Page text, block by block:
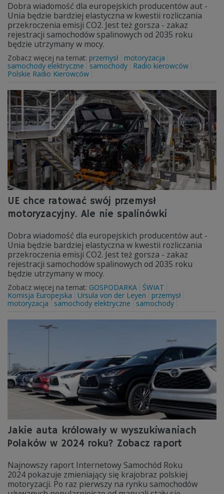
Dobra wiadomość dla europejskich producentów aut -
Unia będzie bardziej elastyczna w kwestii rozliczania
przekroczenia emisji CO2. Jest też gorsza - zakaz
rejestracji samochodów spalinowych od 2035 roku
będzie utrzymany w mocy.
Zobacz więcej na temat: przemysł
motoryzacja
samochody elektryczne
samochody
Radio kierowców
Polskie Radio Kierowców
UE chce ratować swój przemysł
motoryzacyjny. Ale nie spalinówki
Dobra wiadomość dla europejskich producentów aut -
Unia będzie bardziej elastyczna w kwestii rozliczania
przekroczenia emisji CO2. Jest też gorsza - zakaz
rejestracji samochodów spalinowych od 2035 roku
będzie utrzymany w mocy.
Zobacz więcej na temat: GOSPODARKA ŚWIAT
Komisja Europejska
Ursula von der Leyen
przemysł
motoryzacja
samochody elektryczne samochody
Jakie auta królowały w wyszukiwaniach
Polaków w 2024 roku? Zobacz raport
Najnowszy raport Internetowy Samochód Roku
2024 pokazuje zmieniający się krajobraz polskiej
motoryzacji. Po raz pierwszy na rynku samochodów